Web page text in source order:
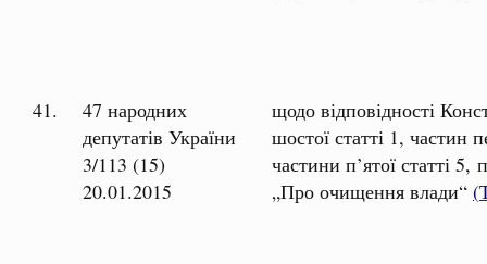
41.
47 народних
депутатів України
3/113 (15)
20.01.2015
щодо відповідності
шостої статті 1, частин
частини п’ятої статті
„Про очищення влади“ (